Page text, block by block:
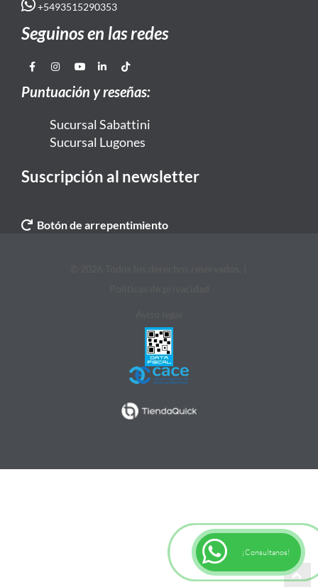
+5493515290353
Seguinos en las redes
Puntuación y reseñas:
Sucursal Sabattini
Sucursal Lugones
Suscripción al newsletter
Botón de arrepentimiento
¡Consultanos!